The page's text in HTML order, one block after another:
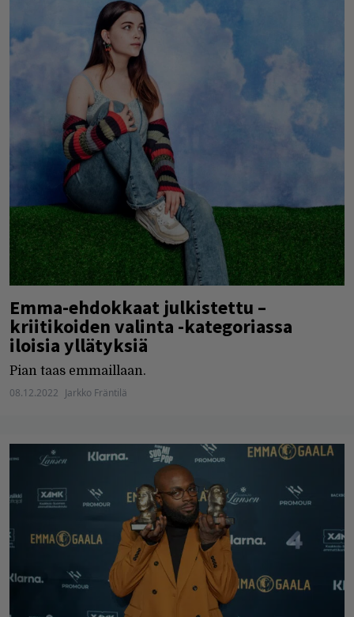
Emma-ehdokkaat julkistettu –
kriitikoiden valinta -kategoriassa
iloisia yllätyksiä
Pian taas emmaillaan.
08.12.2022 Jarkko Fräntilä